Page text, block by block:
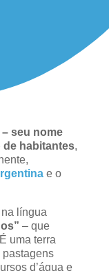
seu nome
de habitantes,
e o
língua
– que
uma terra
pastagens
d’água e